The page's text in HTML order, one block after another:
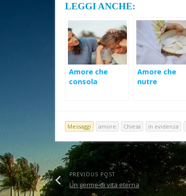
LEGGI ANCHE:
Amore che
consola
Amore che
nutre
Messaggi amore Chiesa in evidenza
PREVIOUS POST
Un germe di vita eterna